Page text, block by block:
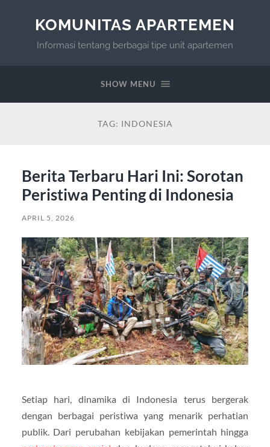
KOMUNITAS APARTEMEN
Informasi tentang berbagai tipe unit apartemen
SHOW MENU
TAG: INDONESIA
Berita Terbaru Hari Ini: Sorotan
Peristiwa Penting di Indonesia
APRIL 5, 2026
Setiap hari, dinamika di Indonesia terus bergerak
dengan berbagai peristiwa yang menarik perhatian
publik. Dari perubahan kebijakan pemerintah hingga